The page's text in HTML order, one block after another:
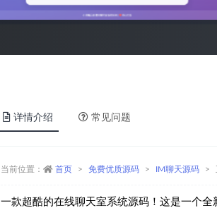
详情介绍 常见问题
当前位置： 首页 免费优质源码 IM聊天源码
一款超酷的在线聊天室系统源码！这是一个